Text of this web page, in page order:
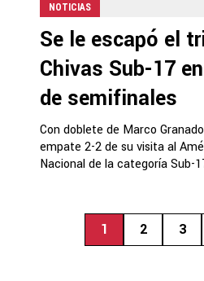
NOTICIAS
Se le escapó el
Chivas Sub-17
de semifinales
Con doblete de Marco
empate 2-2 de su visita al
Nacional de la categoría Sub-
1 2 3